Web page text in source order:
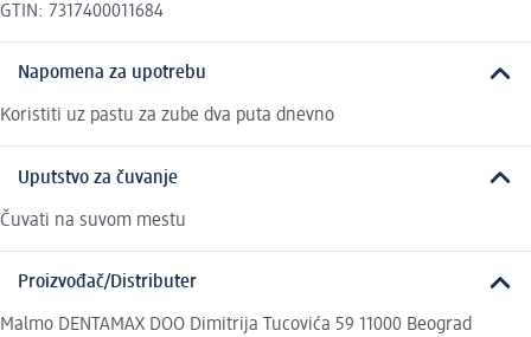
GTIN: 7317400011684
Napomena za upotrebu
Koristiti uz pastu za zube dva puta dnevno
Uputstvo za čuvanje
Čuvati na suvom mestu
Proizvođač/Distributer
Malmo DENTAMAX DOO Dimitrija Tucovića 59 11000 Beograd